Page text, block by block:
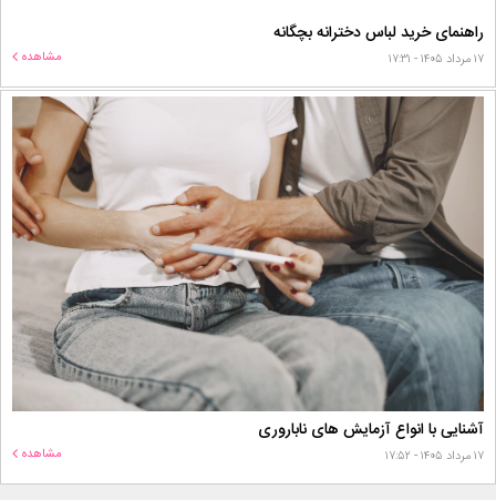
راهنمای خرید لباس دخترانه بچگانه
۱۷ مرداد ۱۴۰۵ - ۱۷:۳۱ مشاهده
آشنایی با انواع آزمایش های ناباروری
۱۷ مرداد ۱۴۰۵ - ۱۷:۵۲ مشاهده